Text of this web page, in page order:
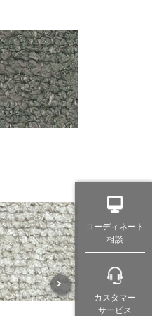
コーディネート
相談
カスタマー
サービス